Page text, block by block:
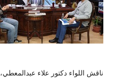
ناقش اللواء دكتور علاء